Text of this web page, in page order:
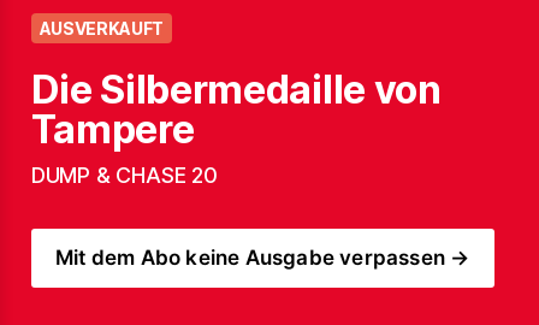
Die Silbermedaille von
Tampere
DUMP & CHASE 20
Mit dem Abo keine Ausgabe verpassen →